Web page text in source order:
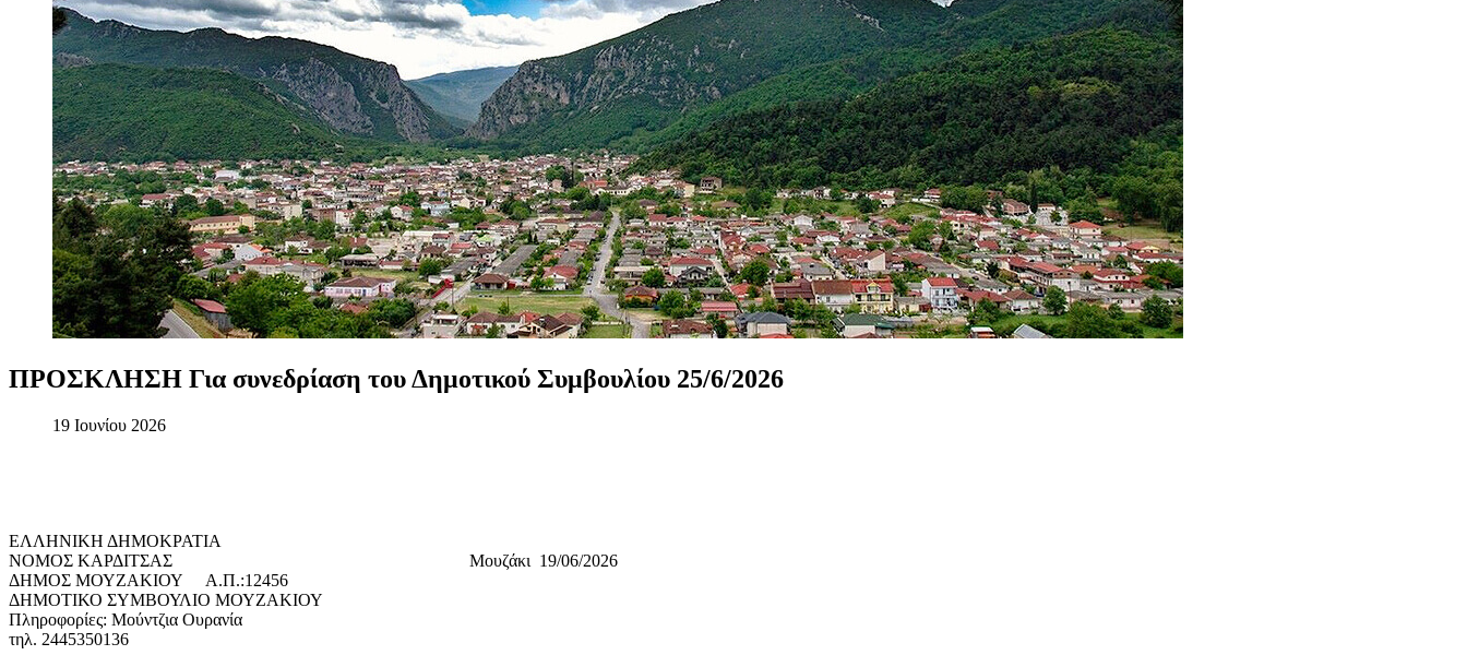
ΠΡΟΣΚΛΗΣΗ Για συνεδρίαση τουΔημοτικού Συμβουλίου 25/6/2026
19 Ιουνίου 2026
ΕΛΛΗΝΙΚΗ ΔΗΜΟΚΡΑΤΙΑ
ΝΟΜΟΣ ΚΑΡΔΙΤΣΑΣ Μουζάκι 19/06/2026
ΔΗΜΟΣ ΜΟΥΖΑΚΙΟΥ Α.Π.:12456
ΔΗΜΟΤΙΚΟ ΣΥΜΒΟΥΛΙΟ ΜΟΥΖΑΚΙΟΥ
Πληροφορίες: Μούντζια Ουρανία
τηλ. 2445350136